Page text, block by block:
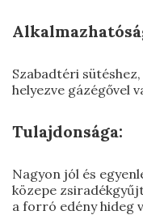
Szabadtéri
helyezve gázégővel
Tulajdonsága:
Nagyon jól és
közepe
a forró edény hideg